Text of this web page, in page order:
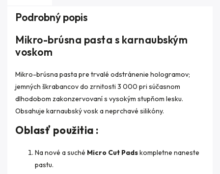
Podrobný popis
Mikro-brúsna pasta s karnaubským
voskom
Mikro-brúsna pasta pre trvalé odstránenie hologramov;
jemných škrabancovdo zrnitosti 3 000 pri súčasnom
dlhodobom zakonzervovaní s vysokým stupňom lesku.
Obsahuje karnaubský vosk a neprchavé silikóny.
Oblasť použitia :
Na nové a suché Micro Cut Padskompletne naneste
pastu.